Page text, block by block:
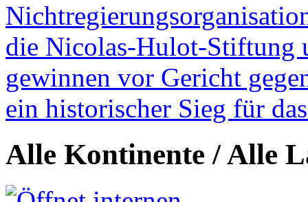
die Nicolas-Hulot-Stiftung
gewinnen vor Gericht
ein historischer Sieg für
Alle Kontinente / Alle